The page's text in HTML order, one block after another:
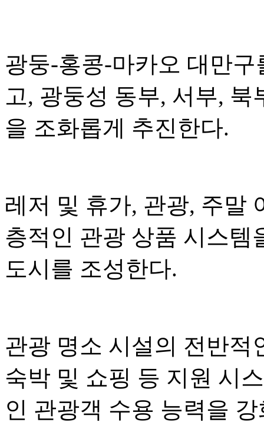
광둥-홍콩-마카오 대만
고, 광둥성 동부, 서부,
을 조화롭게 추진한다.
레저 및 휴가, 관광, 주말
층적인 관광 상품 시스템
도시를 조성한다.
관광 명소 시설의 전반적
숙박 및 쇼핑 등 지원 시
인 관광객 수용 능력을